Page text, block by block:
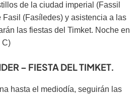
de la ciudad imperial (Fassil
Fasil (Fasíledes) y asistencia a las
las fiestas del Timket. Noche en
C)
– FIESTA DEL TIMKET.
hasta el mediodía, seguirán las